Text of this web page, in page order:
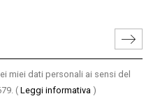
miei dati personali ai sensi del
( Leggi informativa )